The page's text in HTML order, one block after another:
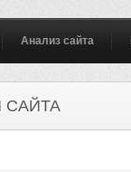
Анализ сайта
САЙТА